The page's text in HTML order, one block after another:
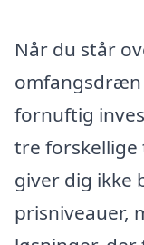
Når du står
omfangsdræn
fornuftig
tre
giver dig ikke
prisniveauer,